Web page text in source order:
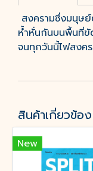
สงครามซึ่งมนุษย์
ห้ำหั่นกันบนพื้นที่
จนทุกวันนี้ไฟสงค
สินค้าเกี่ยวข้อง
New